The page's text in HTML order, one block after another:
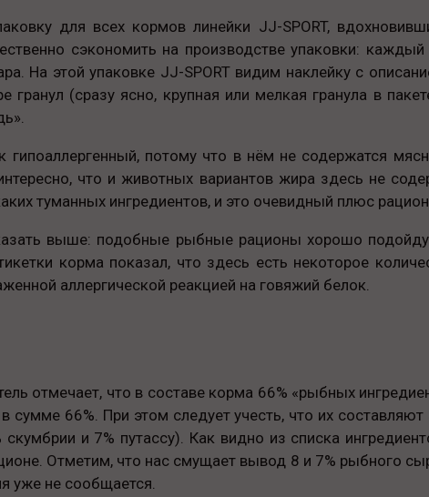
для всех кормов линейки JJ-SPORT,
сэкономить на производстве упаковки: каждый
На этой упаковке JJ-SPORT видим наклейку с
гранул (сразу ясно, крупная или мелкая гранула в
гипоаллергенный, потому что в нём не содержатся
что и животных вариантов жира здесь не
туманных ингредиентов, и это очевидный плюс
выше: подобные рыбные рационы хорошо
корма показал, что здесь есть некоторое
аллергической реакцией на говяжий белок.
отмечает, что в составе корма 66% «рыбных
сумме 66%. При этом следует учесть, что их
и 7% путассу). Как видно из списка
Отметим, что нас смущает вывод 8 и 7% рыбного
уже не сообщается.